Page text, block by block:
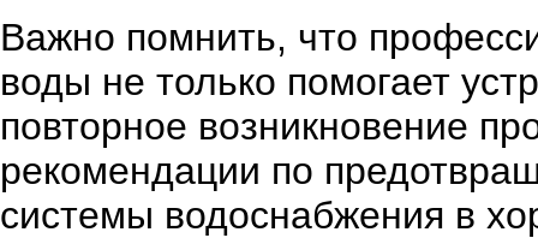
Важно помнить, что
воды не только помогает
повторное возникновение
рекомендации по
системы водоснабжения в